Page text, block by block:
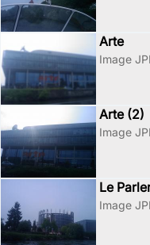
Arte
Image
Arte (2)
Image
Le
Image